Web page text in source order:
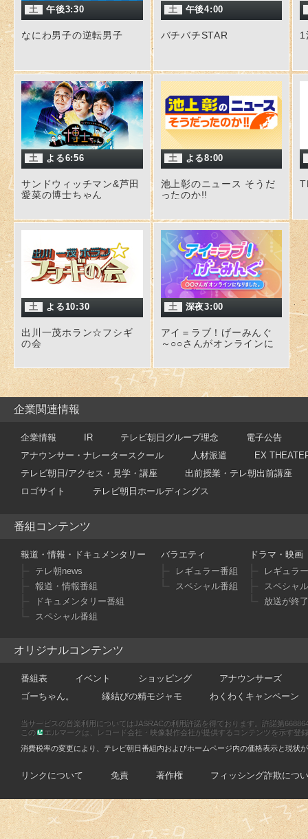
土 午後3:30
なにわ男子の逆転男子
土 午後4:00
バチバチSTAR 1
土 よる6:56
サンドウィッチマン&芦田
愛菜の博士ちゃん
土 よる8:00
池上彰のニュース そうだ
ったのか!!
土 よる10:30
出川一茂ホラン☆フシギ
の会
土 深夜3:00
アイ＝ラブ！げーみんぐ
～○○さんがオンラインに
企業関連情報
企業情報 IR テレビ朝日グループ理念
電子公告
アナウンサー・ナレータースクール
人材派遣
EX
テレビ朝日/アクセス・見学・講座
出前授業・テレ朝出前講座
ロゴサイト
テレビ朝日ホールディングス
番組コンテンツ
報道・情報・ドキュメンタリー
テレ朝news
報道・情報番組
ドキュメンタリー番組
スペシャル番組
バラエティ
レギュラー番組
スペシャル番組
ドラマ・映画
レギュラ
スペシャ
放送が終
オリジナルコンテンツ
番組表 イベント ショッピング
アナウンサーズ
ゴーちゃん。
縁結びの精モジャモ わくわくキャンペーン
当サービスの音楽利用についてはJASRACの利用許諾を得ております。許諾第
この
エルマークは、レコード会社・映像製作会社が提供するコンテンツを示す登
消費税率の変更により、テレビ朝日番組内およびホームページ内の価格表示と現状
リンクについて 免責 著作権 フィッシング詐欺につ